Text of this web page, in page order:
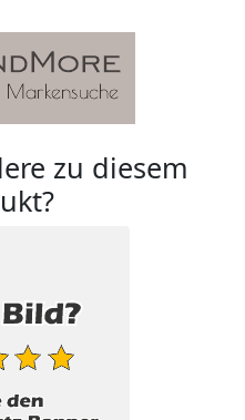
zu diesem